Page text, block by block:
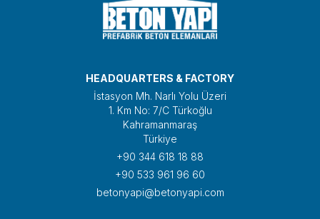
HEADQUARTERS & FACTORY
İstasyon Mh. Narlı Yolu Üzeri
1. Km No: 7/C Türkoğlu
Kahramanmaraş
Türkiye
+90 344 618 18 88
+90 533 961 96 60
betonyapi@betonyapi.com